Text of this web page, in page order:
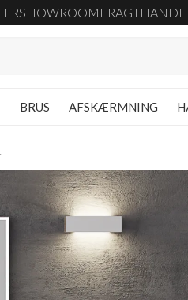
SHOWROOM FRAGT
BRUS AFSKÆRMNING